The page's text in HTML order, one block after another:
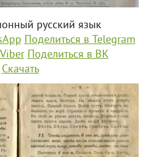
русский язык
Поделиться в Telegram
Поделиться в ВК
Скачать